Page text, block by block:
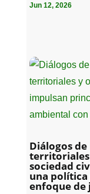
Jun 12, 2026
Diálogos
territoriales
sociedad
una
enfoque de